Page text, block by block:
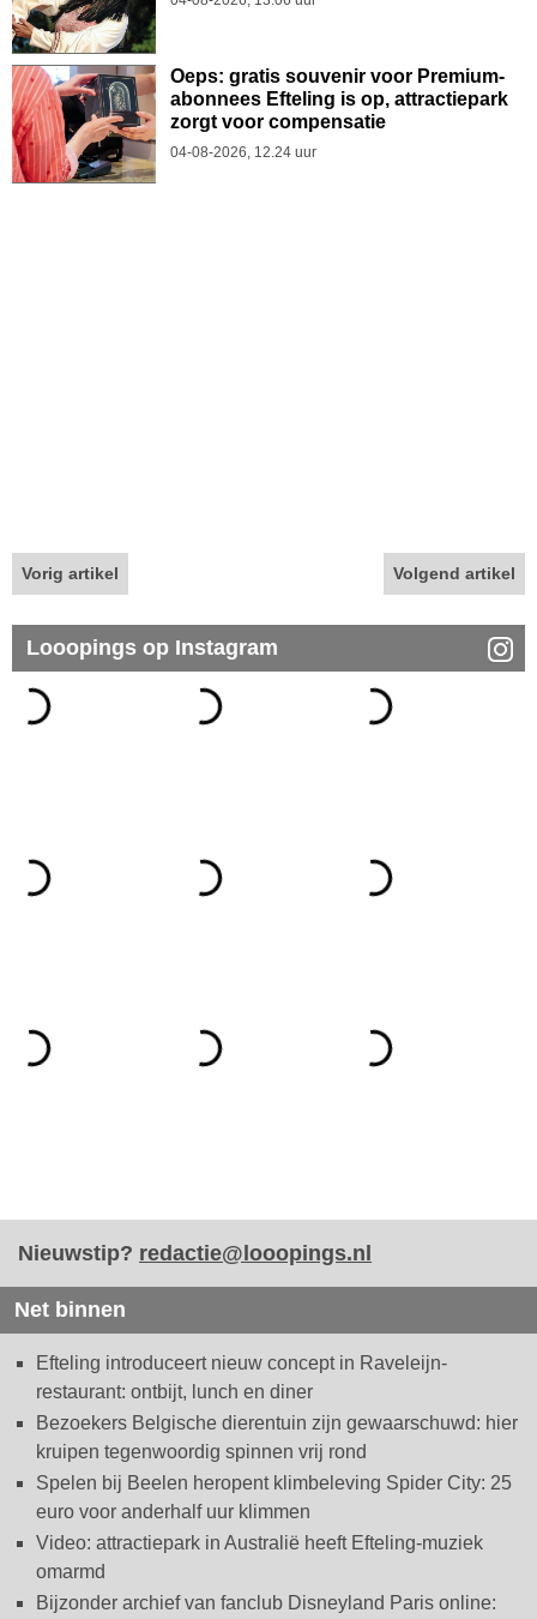
Oeps: gratis souvenir voor Premium-
abonnees Efteling is op, attractiepark
zorgt voor compensatie
04-08-2026, 12.24 uur
Vorig artikel Volgend artikel
Looopings op Instagram
Nieuwstip? redactie@looopings.nl
Net binnen
Efteling introduceert nieuw concept in Raveleijn-
restaurant: ontbijt, lunch en diner
Bezoekers Belgische dierentuin zijn gewaarschuwd: hier
kruipen tegenwoordig spinnen vrij rond
Spelen bij Beelen heropent klimbeleving Spider City: 25
euro voor anderhalf uur klimmen
Video: attractiepark in Australië heeft Efteling-muziek
omarmd
Bijzonder archief van fanclub Disneyland Paris online: